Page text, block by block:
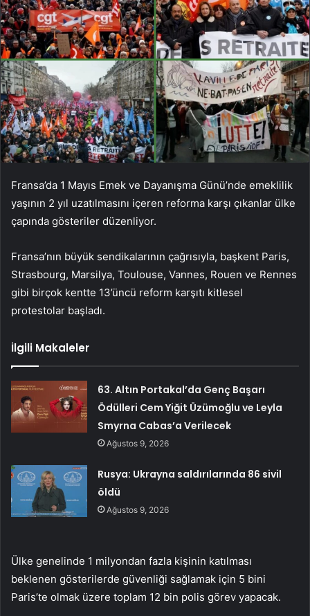
Fransa’da 1 Mayıs Emek ve Dayanışma Günü’nde emeklilik
yaşının 2 yıl uzatılmasını içeren reforma karşı çıkanlar ülke
çapında gösteriler düzenliyor.
Fransa’nın büyük sendikalarının çağrısıyla, başkent Paris,
Strasbourg, Marsilya, Toulouse, Vannes, Rouen ve Rennes
gibi birçok kentte 13’üncü reform karşıtı kitlesel
protestolar başladı.
İlgili Makaleler
63. Altın Portakal’da Genç Başarı
Ödülleri Cem Yiğit Üzümoğlu ve Leyla
Smyrna Cabas’a Verilecek
Ağustos 9, 2026
Rusya: Ukrayna saldırılarında 86 sivil
öldü
Ağustos 9, 2026
Ülke genelinde 1 milyondan fazla kişinin katılması
beklenen gösterilerde güvenliği sağlamak için 5 bini
Paris’te olmak üzere toplam 12 bin polis görev yapacak.